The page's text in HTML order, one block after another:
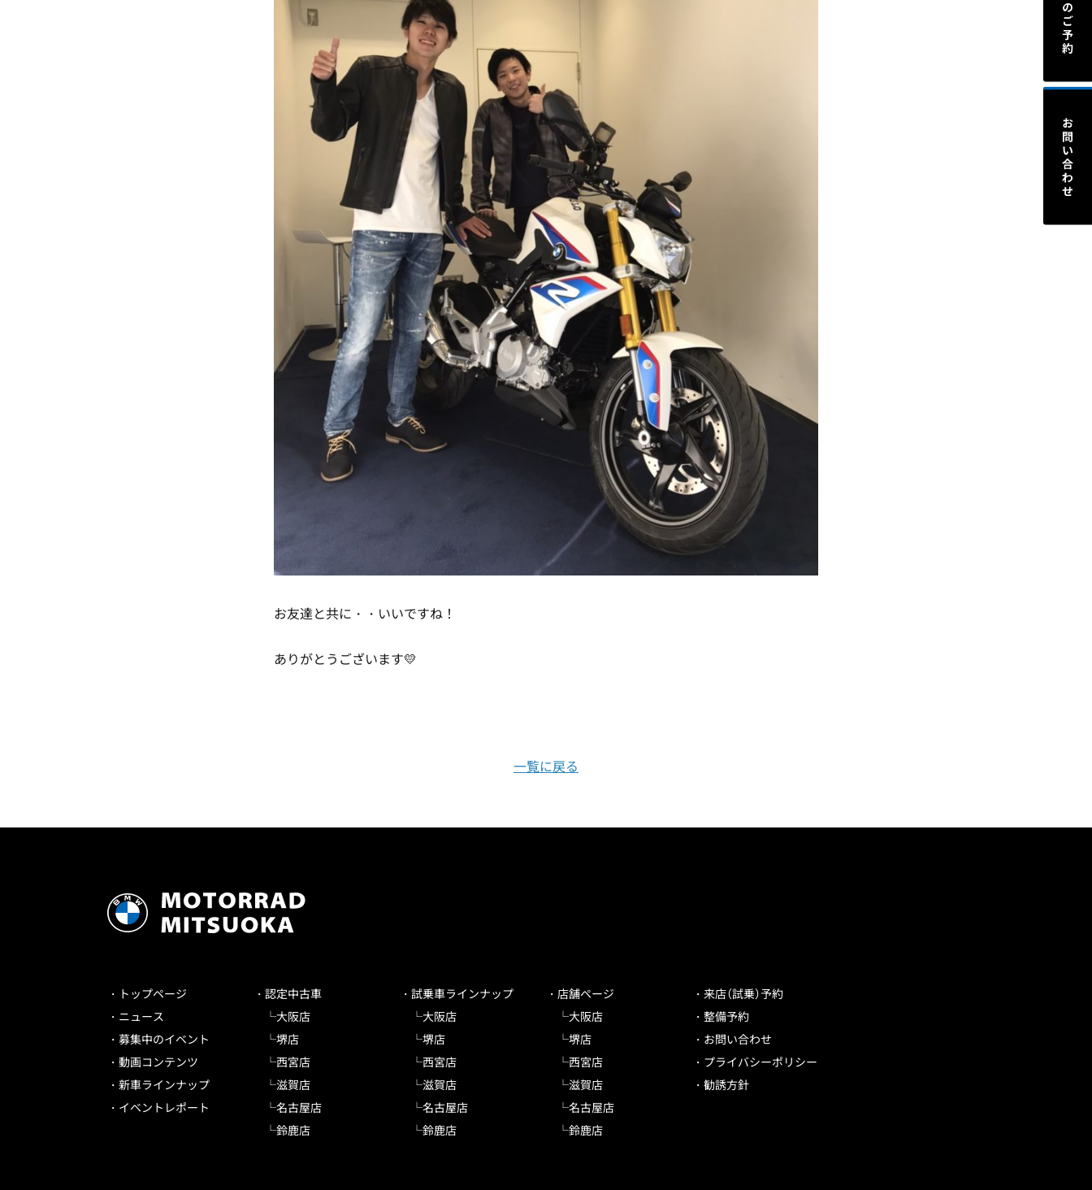
お友達と共に・・いいですね！
ありがとうございます💛
一覧に戻る
トップページ
ニュース
募集中のイベント
動画コンテンツ
新車ラインナップ
イベントレポート
認定中古車
大阪店
堺店
西宮店
滋賀店
名古屋店
鈴鹿店
試乗車ラインナップ
大阪店
堺店
西宮店
滋賀店
名古屋店
鈴鹿店
店舗ページ
大阪店
堺店
西宮店
滋賀店
名古屋店
鈴鹿店
来店（試乗）予約
整備予約
お問い合わせ
プライバシーポリシー
勧誘方針